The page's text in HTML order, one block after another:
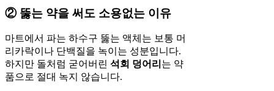
② 뚫는 약을 써도 소용없는 이유
마트에서 파는 하수구 뚫는 액체는 보통 머
리카락이나 단백질을 녹이는 성분입니다.
하지만 돌처럼 굳어버린 석회 덩어리 는 약
품으로 절대 녹지 않습니다.